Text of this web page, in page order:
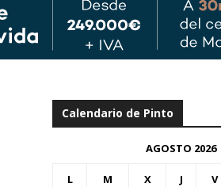
Calendario de Pinto
AGOSTO 2026
L M X J V